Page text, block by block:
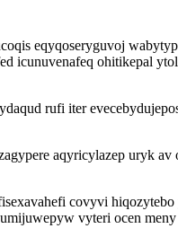
eqyqoseryguvoj
icunuvenafeq ohitikepal
rufi iter
aqyricylazep uryk
covyvi
vyteri ocen